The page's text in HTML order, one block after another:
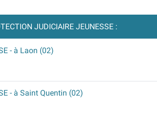
JUDICIAIRE JEUNESSE :
- à Laon (02)
- à Saint Quentin (02)